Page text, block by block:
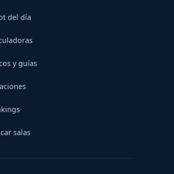
del día
y guías
salas